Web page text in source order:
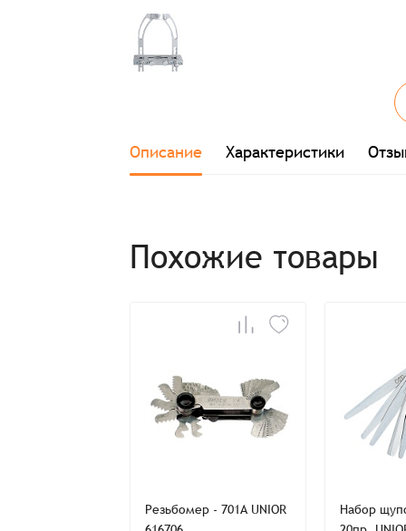
Заказ успешно
Наименование
Описание Характеристики
Похожие товары
Резьбомер - 701A UNIOR
Набор